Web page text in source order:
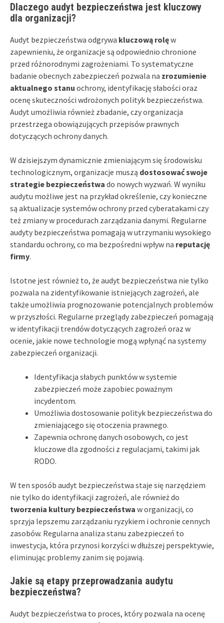
Dlaczego audyt bezpieczeństwa jest kluczowy
dla organizacji?
Audyt bezpieczeństwa odgrywa kluczową rolęw
zapewnieniu, że organizacje są odpowiednio chronione
przed różnorodnymi zagrożeniami. To systematyczne
badanie obecnych zabezpieczeń pozwala na zrozumienie
aktualnego stanu ochrony, identyfikację słabości oraz
ocenę skuteczności wdrożonych polityk bezpieczeństwa.
Audyt umożliwia również zbadanie, czy organizacja
przestrzega obowiązujących przepisów prawnych
dotyczących ochrony danych.
W dzisiejszym dynamicznie zmieniającym się środowisku
technologicznym, organizacje muszą dostosować swoje
strategie bezpieczeństwa do nowych wyzwań. W wyniku
audytu możliwe jest na przykład określenie, czy konieczne
są aktualizacje systemów ochrony przed cyberatakami czy
też zmiany w procedurach zarządzania danymi. Regularne
audyty bezpieczeństwa pomagają w utrzymaniu wysokiego
standardu ochrony, co ma bezpośredni wpływ na reputację
firmy.
Istotne jest również to, że audyt bezpieczeństwa nie tylko
pozwala na zidentyfikowanie istniejących zagrożeń, ale
także umożliwia prognozowanie potencjalnych problemów
w przyszłości. Regularne przeglądy zabezpieczeń pomagają
w identyfikacji trendów dotyczących zagrożeń oraz w
ocenie, jakie nowe technologie mogą wpłynąć na systemy
zabezpieczeń organizacji.
Identyfikacja słabych punktów w systemie
zabezpieczeń może zapobiec poważnym
incydentom.
Umożliwia dostosowanie polityk bezpieczeństwa do
zmieniającego się otoczenia prawnego.
Zapewnia ochronę danych osobowych, co jest
kluczowe dla zgodności z regulacjami, takimi jak
RODO.
W ten sposób audyt bezpieczeństwa staje się narzędziem
nie tylko do identyfikacji zagrożeń, ale również do
tworzenia kultury bezpieczeństwa w organizacji, co
sprzyja lepszemu zarządzaniu ryzykiem i ochronie cennych
zasobów. Regularna analiza stanu zabezpieczeń to
inwestycja, która przynosi korzyści w dłuższej perspektywie,
eliminując problemy zanim się pojawią.
Jakie są etapy przeprowadzania audytu
bezpieczeństwa?
Audyt bezpieczeństwa to proces, który pozwala na ocenę